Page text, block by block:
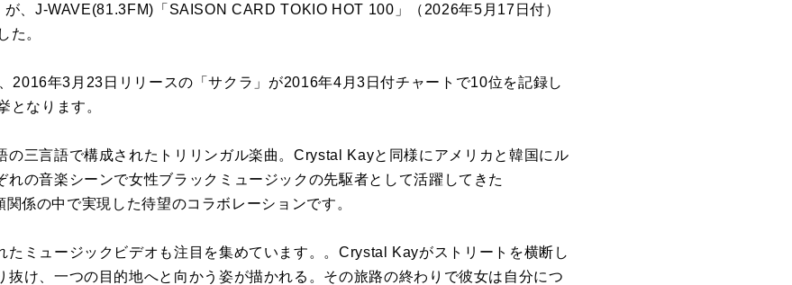
が J-WAVE(81.3FM) 「 SAISON CARD TOKIO HOT 100 」（ 2026年5 月 17 日付）
した 。
2016年3 月 23 日 リリースの「サクラ」 が2016年4 月3 日付チャート で10位を記録し
となります。
の三言語で構成されたトリリンガル楽曲。Crystal Kayと同様に アメリカと韓国に ル
れの音楽シーンで女性ブラックミュージックの先駆者として活躍してきた
関係の中 で実現 した待望のコラボレーションです。
たミュージックビデオも注目を集めています。。Crystal Kayがストリートを横断し
抜け、一つの目的地へと向かう姿が描かれる。その旅路の終わり で彼女は自分につ